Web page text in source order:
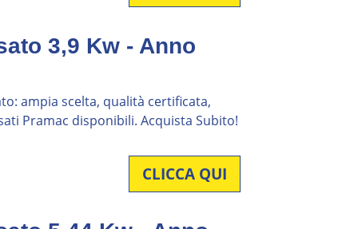
3,9 Kw - Anno
ampia scelta, qualità certificata,
Pramac disponibili. Acquista Subito!
CLICCA QUI